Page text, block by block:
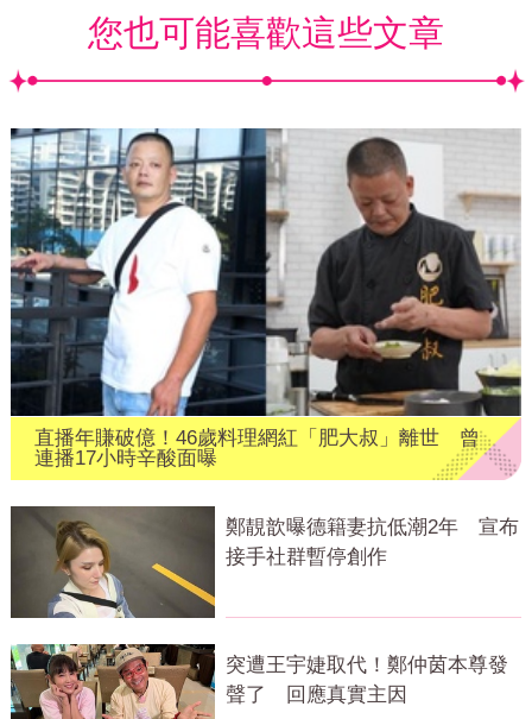
您也可能喜歡這些文章
直播年賺破億！46歲料理網紅「肥大叔」離世 曾
連播17小時辛酸面曝
鄭靚歆曝德籍妻抗低潮2年 宣布
接手社群暫停創作
突遭王宇婕取代！鄭仲茵本尊發
聲了 回應真實主因